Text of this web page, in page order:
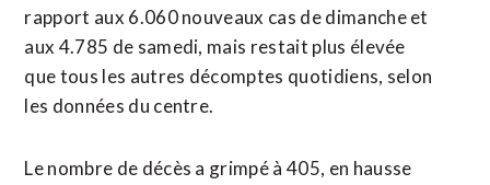
rapport aux 6.060 nouveaux cas de dimanche et
aux 4.785 de samedi, mais restait plus élevée
que tous les autres décomptes quotidiens, selon
les données du centre.
Le nombre de décès a grimpé à 405, en hausse